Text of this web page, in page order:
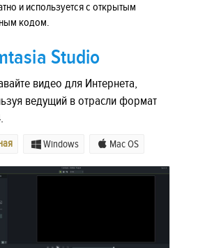
и используется с открытым
кодом.
Studio
видео для Интернета,
ведущий в отрасли формат
Windows Mac OS